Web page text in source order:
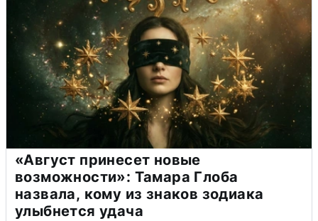
«Август принесет новые
возможности»: Тамара Глоба
назвала, кому из знаков зодиака
улыбнется удача